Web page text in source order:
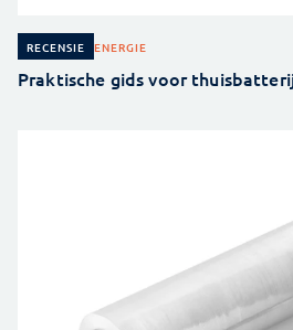
RECENSIE ENERGIE
Praktische gids voor